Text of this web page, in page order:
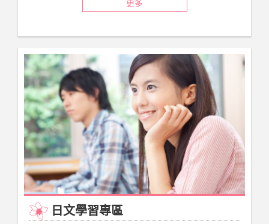
更多
日文學習專區